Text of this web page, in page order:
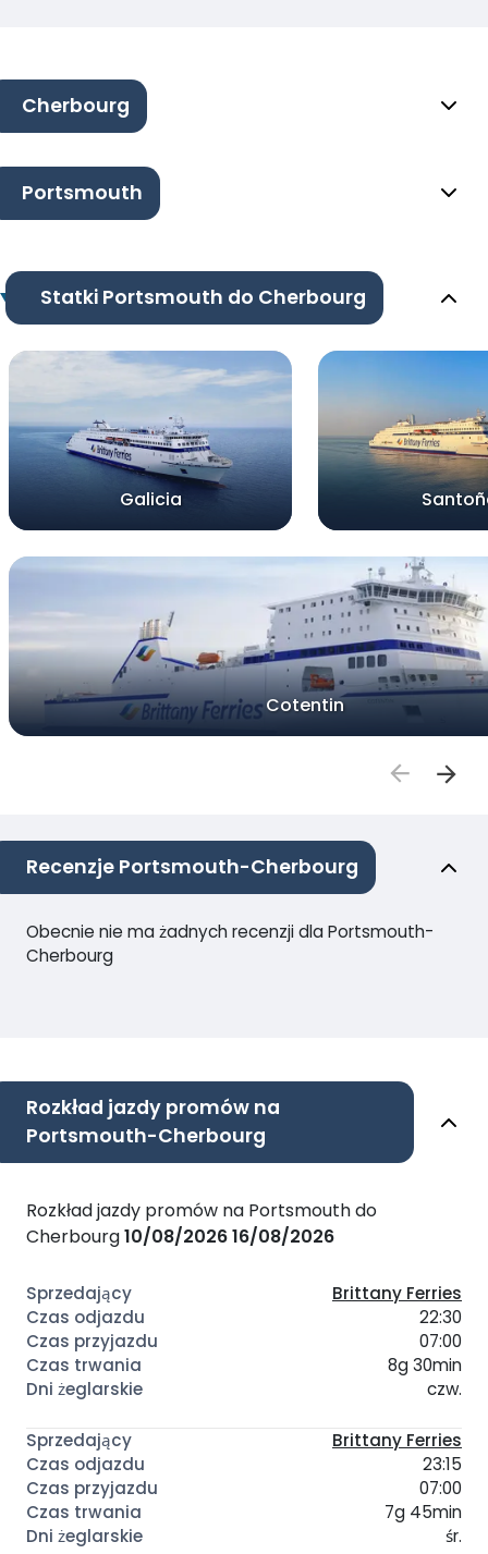
Cherbourg
Portsmouth
Statki Portsmouth do Cherbourg
Galicia
Cotentin
Recenzje Portsmouth-Cherbourg
Obecnie nie ma żadnych recenzji dla Portsmouth-
Cherbourg
Rozkład jazdy promów na
Portsmouth-Cherbourg
Rozkład jazdy promów na Portsmouth do
Cherbourg10/08/202616/08/2026
Brittany Ferries
22:30
07:00
8g 30min
czw.
Brittany Ferries
23:15
07:00
7g 45min
śr.